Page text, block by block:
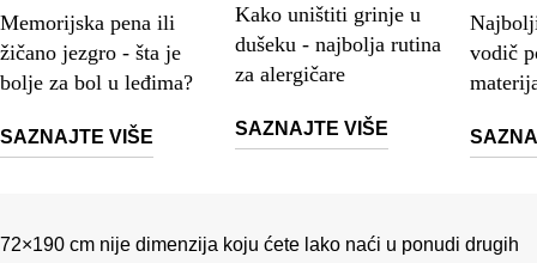
Memorijska pena ili
žičano jezgro - šta je
bolje za bol u leđima?
SAZNAJTE VIŠE
Kako uništiti grinje u
dušeku - najbolja rutina
za alergičare
SAZNAJTE VIŠE
vodič
72×190 cm nije dimenzija koju ćete lako naći u ponudi drugih